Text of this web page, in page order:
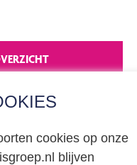
cookies op onze
blijven